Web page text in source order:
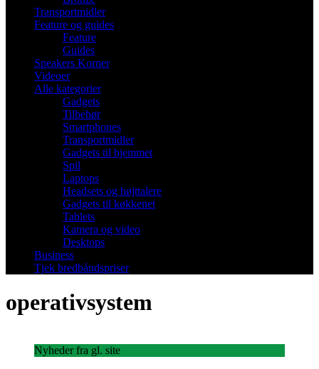
Transportmidler
Feature og guides
Feature
Guides
Speakers Korner
Videoer
Alle kategorier
Gadgets
Tilbehør
Smartphones
Transportmidler
Gadgets til hjemmet
Spil
Laptops
Headsets og højttalere
Gadgets til køkkenet
Tablets
Kamera og video
Desktops
Business
Tjek bredbåndspriser
operativsystem
Nyheder fra gl. site